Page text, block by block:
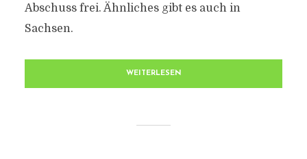
Abschuss frei. Ähnliches gibt es auch in
Sachsen.
WEITERLESEN